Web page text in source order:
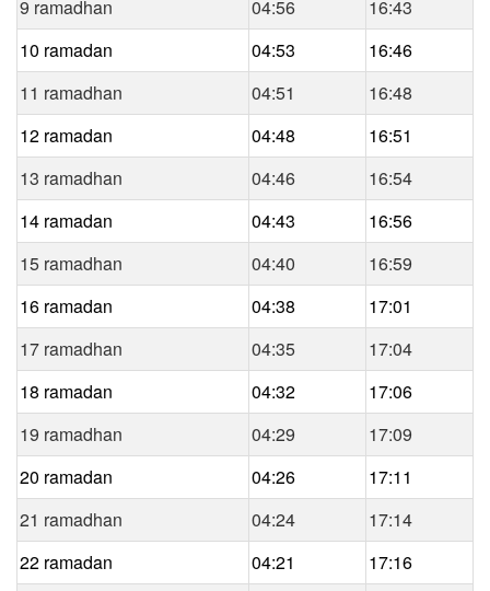
9 ramadhan
04:56
16:43
10 ramadan
04:53
16:46
11 ramadhan
04:51
16:48
12 ramadan
04:48
16:51
13 ramadhan
04:46
16:54
14 ramadan
04:43
16:56
15 ramadhan
04:40
16:59
16 ramadan
04:38
17:01
17 ramadhan
04:35
17:04
18 ramadan
04:32
17:06
19 ramadhan
04:29
17:09
20 ramadan
04:26
17:11
21 ramadhan
04:24
17:14
22 ramadan
04:21
17:16